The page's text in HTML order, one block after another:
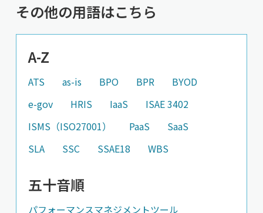
その他の用語はこちら
A-Z
ATS as-is BPO BPR
BYOD
e-gov
HRIS IaaS
ISAE 3402
ISMS（ISO27001）
PaaS
SaaS
SLA
SSC SSAE18 WBS
五十音順
パフォーマンスマネジメントツール